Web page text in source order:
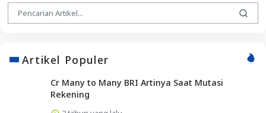
Artikel Populer
Cr Many to Many BRI Artinya Saat Mutasi
Rekening